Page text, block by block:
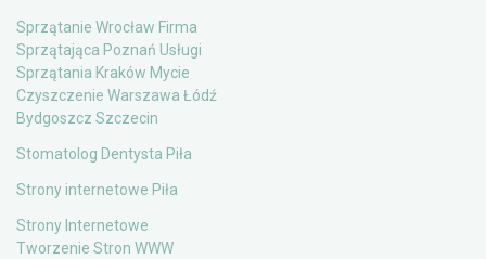
Sprzątanie Wrocław Firma
Sprzątająca Poznań Usługi
Sprzątania Kraków Mycie
Czyszczenie Warszawa Łódź
Bydgoszcz Szczecin
Stomatolog Dentysta Piła
Strony internetowe Piła
Strony Internetowe
Tworzenie Stron WWW